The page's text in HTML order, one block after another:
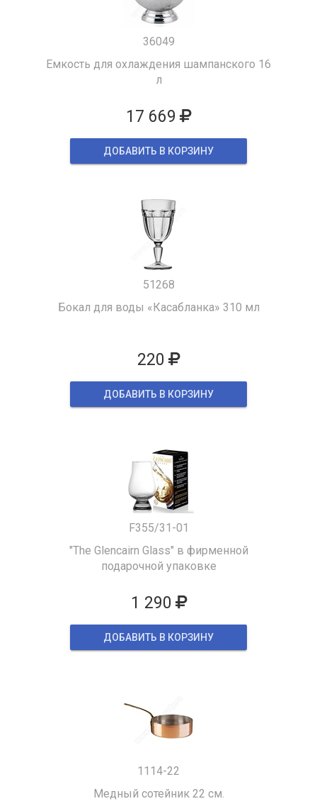
36049
Емкость для охлаждения шампанского 16
л
17 669
ДОБАВИТЬ В КОРЗИНУ
51268
Бокал для воды «Касабланка» 310 мл
220
ДОБАВИТЬ В КОРЗИНУ
F355/31-01
"The Glencairn Glass" в фирменной
подарочной упаковке
1 290
ДОБАВИТЬ В КОРЗИНУ
1114-22
Медный сотейник 22 см.